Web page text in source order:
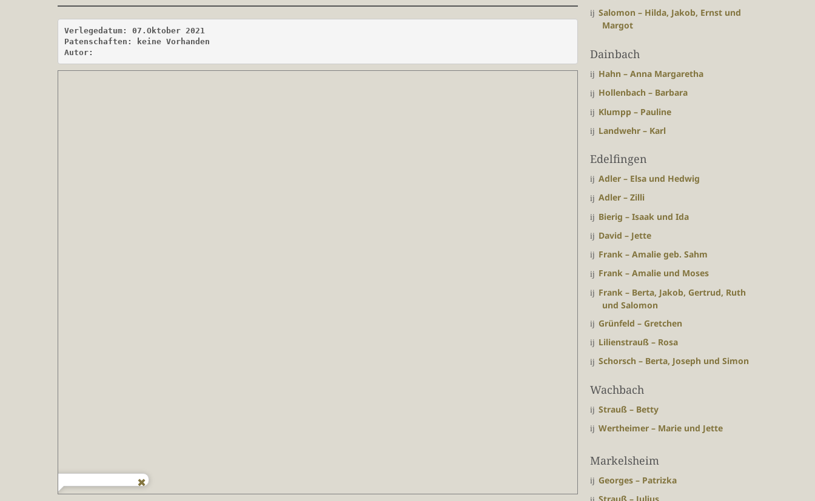
Verlegedatum: 07.Oktober 2021
Patenschaften: keine Vorhanden
Autor:
Salomon – Hilda, Jakob, Ernst und
Margot
Dainbach
Hahn – Anna Margaretha
Hollenbach – Barbara
Klumpp – Pauline
Landwehr – Karl
Edelfingen
Adler – Elsa und Hedwig
Adler – Zilli
Bierig – Isaak und Ida
David – Jette
Frank – Amalie geb. Sahm
Frank – Amalie und Moses
Frank – Berta, Jakob, Gertrud, Ruth
und Salomon
Grünfeld – Gretchen
Lilienstrauß – Rosa
Schorsch – Berta, Joseph und Simon
Wachbach
Strauß – Betty
Wertheimer – Marie und Jette
Markelsheim
Georges – Patrizka